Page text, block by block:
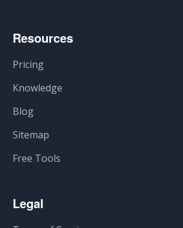
Resources
Pricing
Knowledge
Blog
Sitemap
Free Tools
Legal